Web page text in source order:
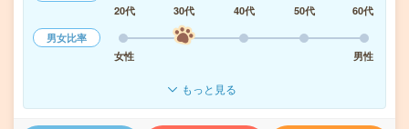
20代
30代 40代 50代
60代
男女比率
女性
男性
もっと見る